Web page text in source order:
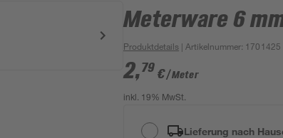
Meterware 6
Produktdetails | Artikelnummer: 1701425
2,79 €/ Meter
inkl. 19% MwSt.
Lieferung nach